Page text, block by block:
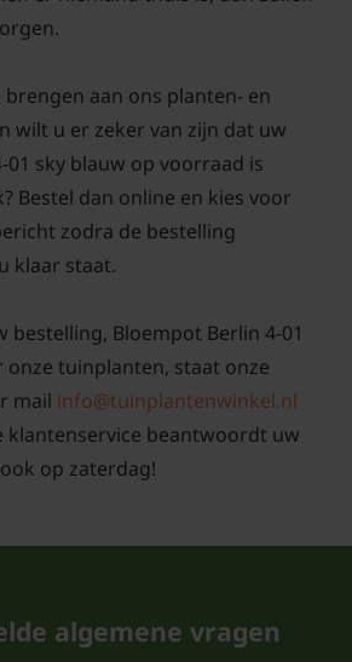
aan ons planten- en
wilt u er zeker van zijn dat uw
01 sky blauw op voorraad is
Bestel dan online en kies voor
zodra de bestelling
klaar staat.
bestelling, Bloempot Berlin 4-01
onze tuinplanten, staat onze
mail info@tuinplantenwinkel.nl
klantenservice beantwoordt uw
op zaterdag!
algemene vragen